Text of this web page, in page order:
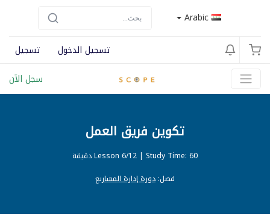
Arabic
تسجيل الدخول
تسجيل
سجل الآن
تكوين فريق العمل
Lesson 6/12 | Study Time: 60 دقيقة
فصل: دورة إدارة المشاريع